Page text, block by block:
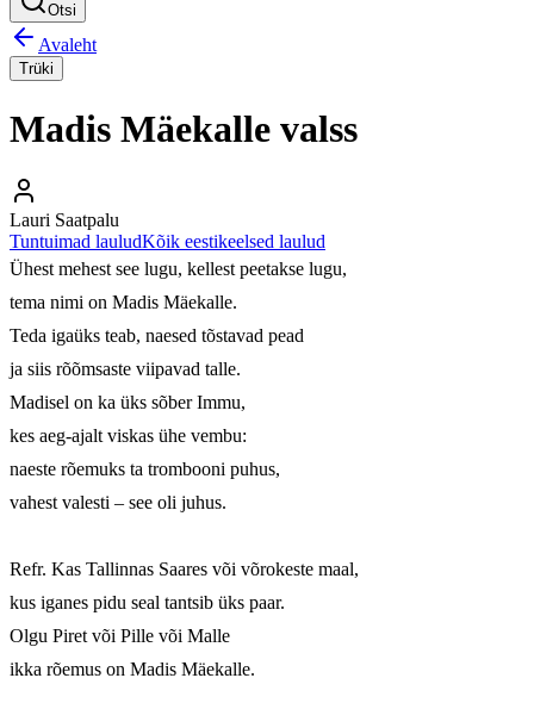
Otsi
Avaleht
Trüki
Madis Mäekalle valss
Lauri Saatpalu
Tuntuimad lauludKõik eestikeelsed laulud
Ühest mehest see lugu, kellest peetakse lugu,
tema nimi on Madis Mäekalle.
Teda igaüks teab, naesed tõstavad pead
ja siis rõõmsaste viipavad talle.
Madisel on ka üks sõber Immu,
kes aeg-ajalt viskas ühe vembu:
naeste rõemuks ta trombooni puhus,
vahest valesti – see oli juhus.
Refr. Kas Tallinnas Saares või võrokeste maal,
kus iganes pidu seal tantsib üks paar.
Olgu Piret või Pille või Malle
ikka rõemus on Madis Mäekalle.